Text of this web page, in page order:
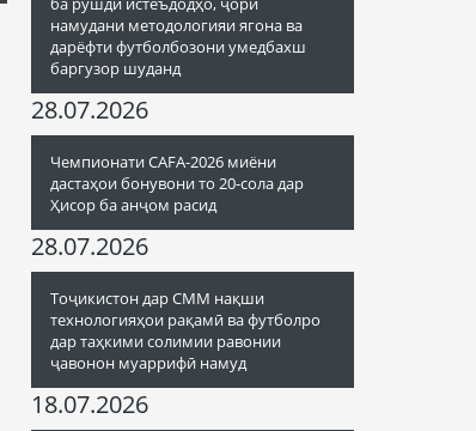
намудани методологияи ягона ва
дарёфти футболбозони умедбахш
баргузор шуданд
28.07.2026
Чемпионати CAFA-2026 миёни
дастаҳои бонувони то 20-сола дар
Ҳисор ба анҷом расид
28.07.2026
Тоҷикистон дар СММ нақши
технологияҳои рақамӣ ва футболро
дар таҳкими солимии равонии
ҷавонон муаррифӣ намуд
18.07.2026